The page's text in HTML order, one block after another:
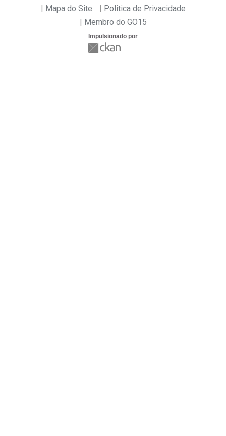
Mapa do Site
Politica de Privacidade
Membro do GO15
Impulsionado por